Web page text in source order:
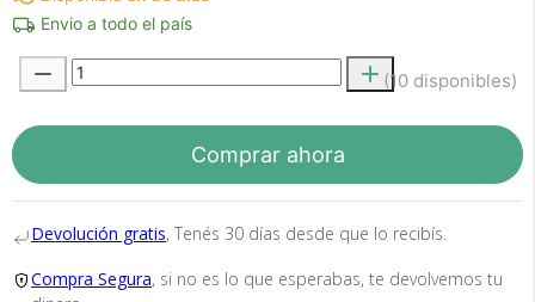
Envio a todo el país
(10 disponibles)
Comprar ahora
Devolución gratis, Tenés 30 días desde que lo recibís.
Compra Segura, si no es lo que esperabas, te devolvemos tu
Recibí el producto que esperabas o
En Bidcom te aseguramos recibir el producto
que esperabas o te devolvemos el 100% de tu